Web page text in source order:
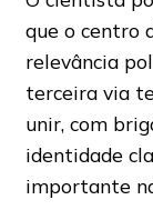
que o centro
relevância
terceira via
unir, com
identidade
importante